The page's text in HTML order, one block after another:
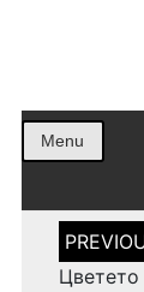
Menu
Post